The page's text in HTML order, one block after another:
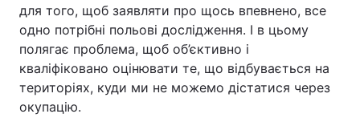
для того, щоб заявляти про щось впевнено, все
одно потрібні польові дослідження. І в цьому
полягає проблема, щоб об’єктивно і
кваліфіковано оцінювати те, що відбувається на
територіях, куди ми не можемо дістатися через
окупацію.